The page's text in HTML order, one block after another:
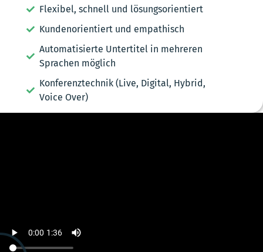
Flexibel, schnell und lösungsorientiert
Kundenorientiert und empathisch
Automatisierte Untertitel in mehreren
Sprachen möglich
Konferenztechnik (Live, Digital, Hybrid,
Voice Over)